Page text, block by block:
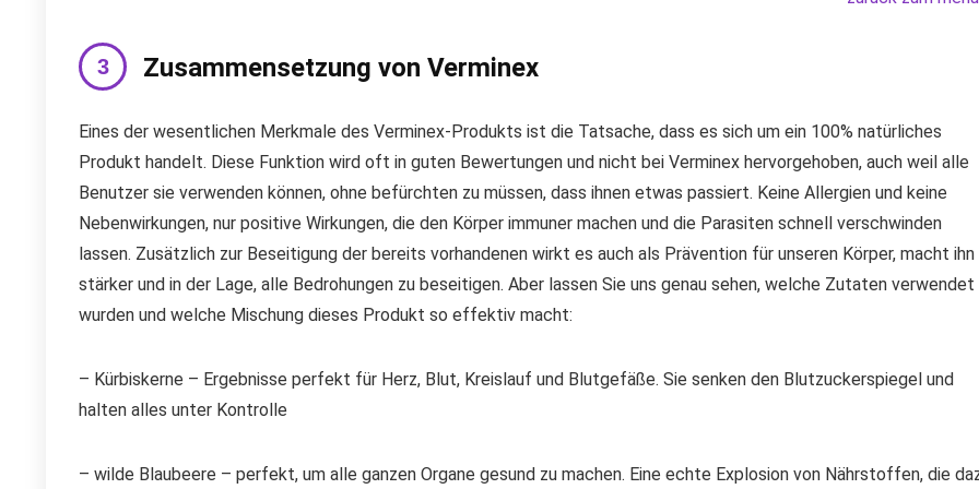
Zusammensetzung von Verminex
Eines der wesentlichen Merkmale des Verminex-Produkts ist die Tatsache, dass es sich um ein 100% natürliches
Produkt handelt. Diese Funktion wird oft in guten Bewertungen und nicht bei Verminex hervorgehoben, auch weil alle
Benutzer sie verwenden können, ohne befürchten zu müssen, dass ihnen etwas passiert. Keine Allergien und keine
Nebenwirkungen, nur positive Wirkungen, die den Körper immuner machen und die Parasiten schnell verschwinden
lassen. Zusätzlich zur Beseitigung der bereits vorhandenen wirkt es auch als Prävention für unseren Körper, macht ihn
stärker und in der Lage, alle Bedrohungen zu beseitigen. Aber lassen Sie uns genau sehen, welche Zutaten verwendet
wurden und welche Mischung dieses Produkt so effektiv macht:
– Kürbiskerne – Ergebnisse perfekt für Herz, Blut, Kreislauf und Blutgefäße. Sie senken den Blutzuckerspiegel und
halten alles unter Kontrolle
– wilde Blaubeere – perfekt, um alle ganzen Organe gesund zu machen. Eine echte Explosion von Nährstoffen, die